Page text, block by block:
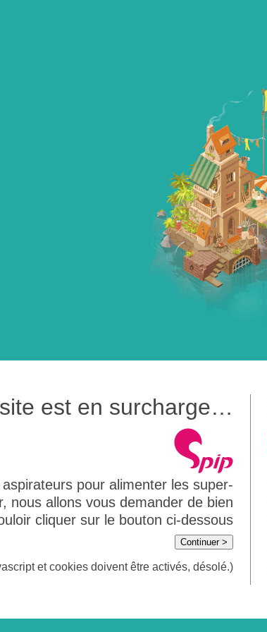
est en surcharge…
pour alimenter les super-
nous allons vous demander de bien
cliquer sur le bouton ci-dessous
Continuer >
et cookies doivent être activés, désolé.)